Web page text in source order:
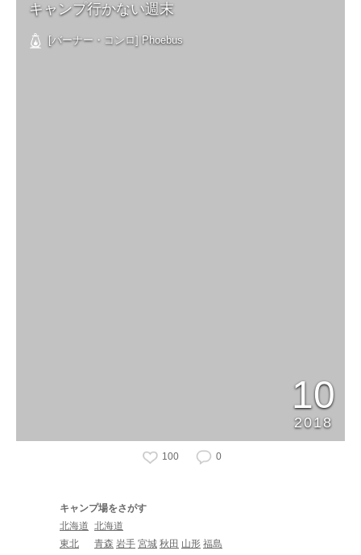
キャンプ行かない週末
[バーナー・コンロ] Phoebus
10
2018
100 0
キャンプ場をさがす
北海道 北海道
東北
青森 岩手 宮城 秋田 山形 福島